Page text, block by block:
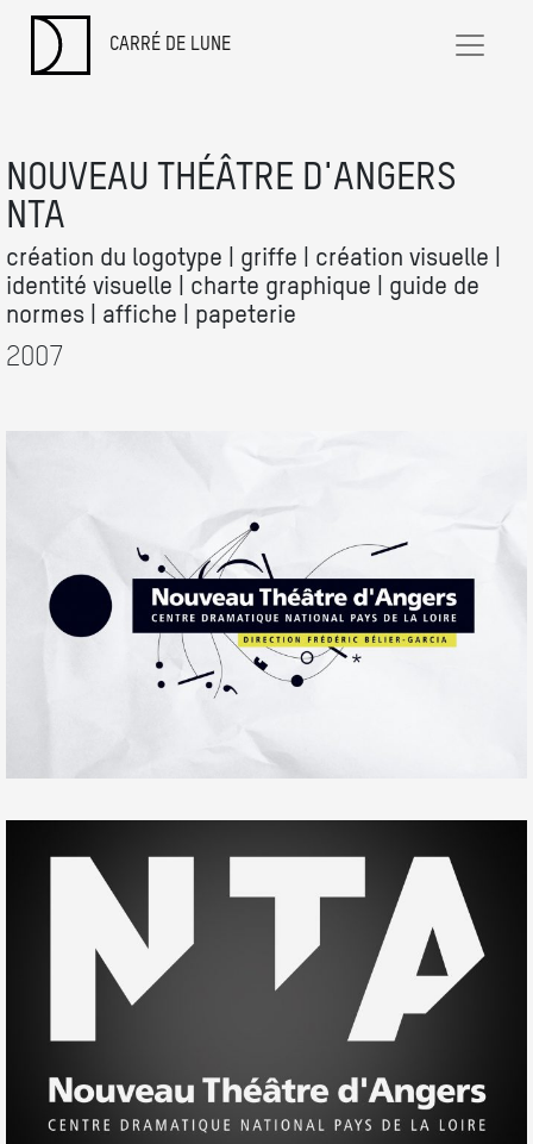
CARRÉ DE LUNE
NOUVEAU THÉÂTRE D'ANGERS
NTA
création du logotype | griffe | création visuelle |
identité visuelle | charte graphique | guide de
normes | affiche | papeterie
2007